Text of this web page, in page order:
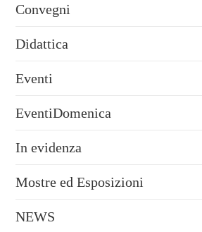
Convegni
Didattica
Eventi
EventiDomenica
In evidenza
Mostre ed Esposizioni
NEWS